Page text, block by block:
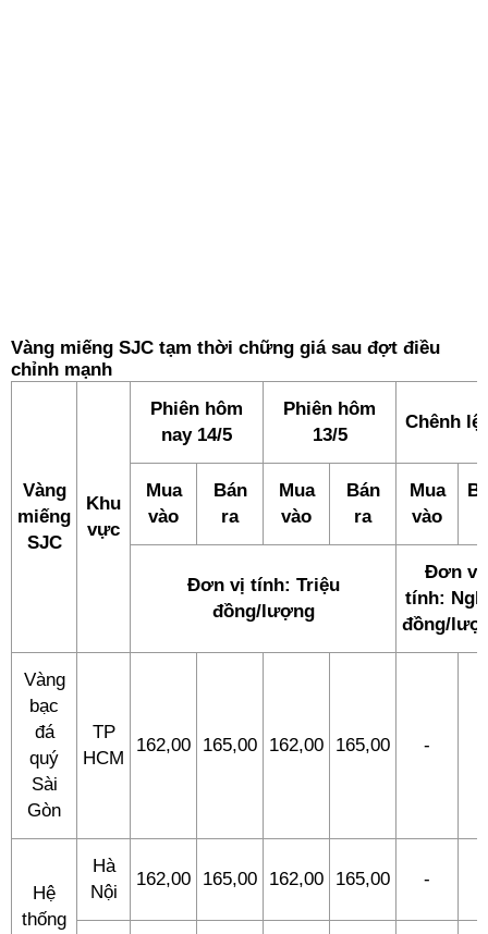
Vàng miếng SJC tạm thời chững giá sau đợt điều
chỉnh mạnh
Vàng
miếng
SJC
Khu
vực
Phiên hôm
nay 14/5
Phiên hôm
13/5
Chênh
Mua
vào
Bán
ra
Mua
vào
Bán
ra
Mua
vào
Đơn vị tính: Triệu
đồng/lượng
Đơn vị
tính:
đồng/
Vàng
bạc
đá
quý
Sài
Gòn
TP
HCM
162,00 165,00 162,00 165,00 -
Hệ
thống
Hà
Nội
162,00 165,00 162,00 165,00 -